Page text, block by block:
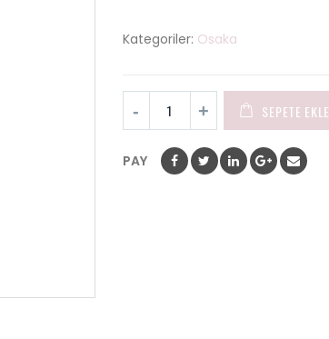
5
Kategoriler: Osaka
SEPETE EKLE
PAY